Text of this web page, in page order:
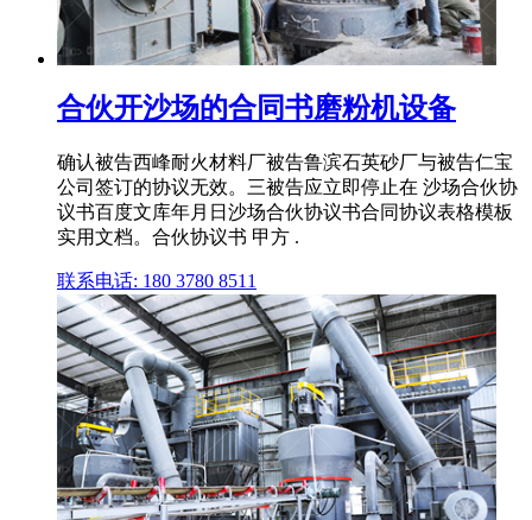
合伙开沙场的合同书磨粉机设备
确认被告西峰耐火材料厂被告鲁滨石英砂厂与被告仁宝
公司签订的协议无效。三被告应立即停止在 沙场合伙协
议书百度文库年月日沙场合伙协议书合同协议表格模板
实用文档。合伙协议书 甲方 .
联系电话: 180 3780 8511